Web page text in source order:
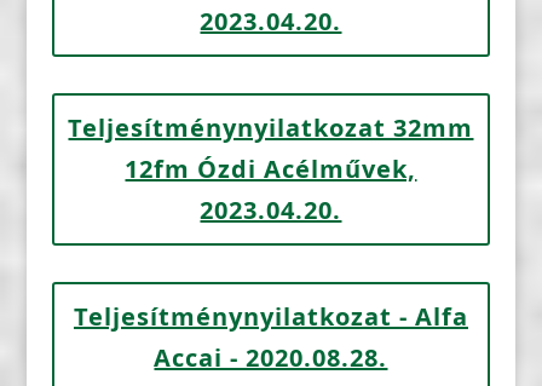
2023.04.20.
Teljesítménynyilatkozat 32mm
12fm Ózdi Acélművek,
2023.04.20.
Teljesítménynyilatkozat - Alfa
Accai - 2020.08.28.